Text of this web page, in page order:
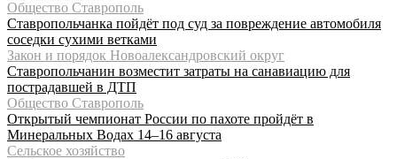
Общество Ставрополь
Ставропольчанка пойдёт под суд за повреждение автомобиля
соседки сухими ветками
Закон и порядок Новоалександровский округ
Ставропольчанин возместит затраты на санавиацию для
пострадавшей в ДТП
Общество Ставрополь
Открытый чемпионат России по пахоте пройдёт в
Минеральных Водах 14–16 августа
Сельское хозяйство